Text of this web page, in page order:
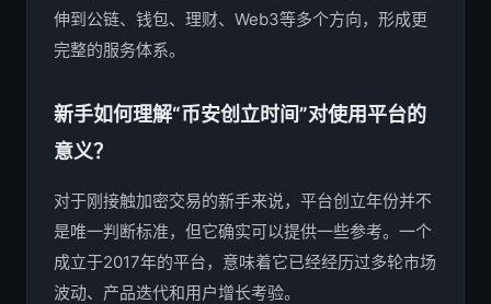
伸到公链、钱包、理财、Web3等多个方向，形成更
完整的服务体系。
新手如何理解“币安创立时间”对使用平台的
意义？
对于刚接触加密交易的新手来说，平台创立年份并不
是唯一判断标准，但它确实可以提供一些参考。一个
成立于2017年的平台，意味着它已经经历过多轮市场
波动、产品迭代和用户增长考验。